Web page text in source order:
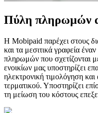
Πύλη πληρωμών
Η Mobipaid παρέχει στους
και τα μεσιτικά γραφεία
πληρωμών που σχετίζονται
ενοικίων μας υποστηρίζει
ηλεκτρονική τιμολόγηση
τερματικού. Υποστηρίζει
τη μείωση του κόστους